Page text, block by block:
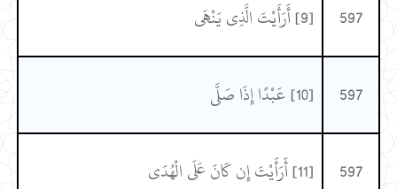
597 [9] أَرَأَيْتَ الَّذِي يَنْهَى
597 [10] عَبْدًا إِذَا صَلَّى
597 [11] أَرَأَيْتَ إِن كَانَ عَلَى الْهُدَى